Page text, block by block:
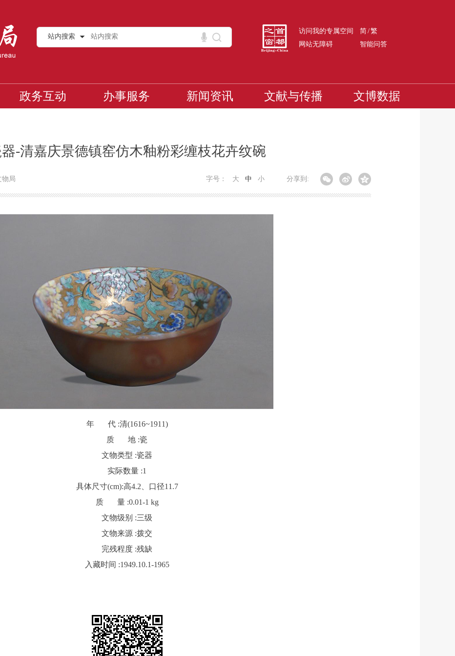
站内搜索
访问我的专属空间 简/繁
网站无障碍
智能问答
政务互动 办事服务 新闻资讯 文献与传播 文博数据
-清嘉庆景德镇窑仿木釉粉彩缠枝花卉纹碗
物局 分享到:
字号： 大 中 小
年 代 :清(1616~1911)
质 地 :瓷
文物类型 :瓷器
实际数量 :1
具体尺寸(cm):高4.2、口径11.7
质 量 :0.01-1 kg
文物级别 :三级
文物来源 :拨交
完残程度 :残缺
入藏时间 :1949.10.1-1965